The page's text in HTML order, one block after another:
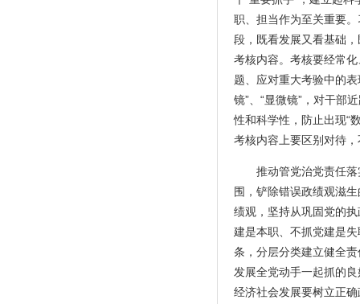
职、担当作为至关重要
段，既看发展又看基础
考核内容。考核要经常
题、应对重大考验中的
镜”、“显微镜”，对干部
性和科学性，防止出现“
考核内容上要区别对待
推动管党治党责任
围，铲除错误政绩观滋
绩观，坚持从巩固党的
建是本职、不抓党建是
条，分层分类建立健全
发展全党动手一起抓的
经济社会发展要树立正